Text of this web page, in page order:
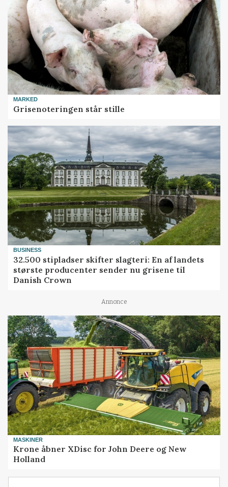
MARKED
Grisenoteringen står stille
BUSINESS
32.500 stipladser skifter slagteri: En af landets
største producenter sender nu grisene til
Danish Crown
Annonce
MASKINER
Krone åbner XDisc for John Deere og New
Holland